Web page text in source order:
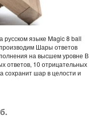
языке Magic 8 ball
Шары ответов
на высшем уровне В
ответов, 10 отрицательных
сохранит шар в целости и